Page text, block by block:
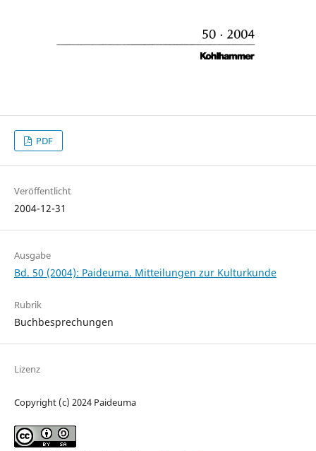
PDF
Veröffentlicht
2004-12-31
Ausgabe
Bd. 50 (2004): Paideuma. Mitteilungen zur Kulturkunde
Rubrik
Buchbesprechungen
Lizenz
Copyright (c) 2024 Paideuma